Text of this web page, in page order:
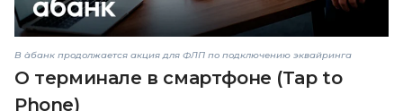
В àбанк продолжается акция для ФЛП по подключению эквайринга
О терминале в смартфоне (Tap to
Phone)